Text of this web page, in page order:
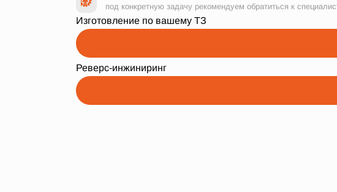
под конкретную задачу рекомендуем обратиться к
Изготовление по вашему ТЗ
Реверс-инжиниринг